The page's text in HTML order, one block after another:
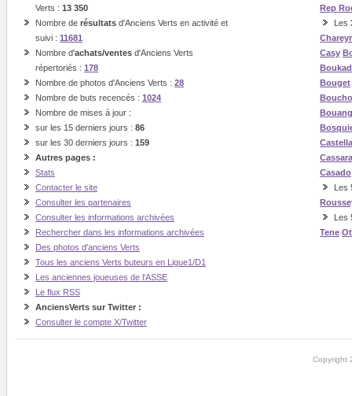
Verts : 13 350
Nombre de résultats d'Anciens Verts en activité et
suivi : 11681
Nombre d'achats/ventes d'Anciens Verts
répertoriés : 178
Nombre de photos d'Anciens Verts : 28
Nombre de buts recencés : 1024
Nombre de mises à jour :
sur les 15 derniers jours : 86
sur les 30 derniers jours : 159
Autres pages :
Stats
Contacter le site
Consulter les partenaires
Consulter les informations archivées
Rechercher dans les informations archivées
Des photos d'anciens Verts
Tous les anciens Verts buteurs en Ligue1/D1
Les anciennes joueuses de l'ASSE
Le flux RSS
AnciensVerts sur Twitter :
Consulter le compte X/Twitter
Rep
Les
Casy
Bouget
Cassara
Casado
Les
Les
Tene
Copyright